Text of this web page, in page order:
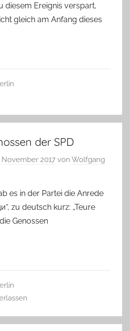
diesem Ereignis verspart,
gleich am Anfang dieses
der SPD
November 2017 von Wolfgang
es in der Partei die Anrede
zu deutsch kurz: „Teure
Genossen